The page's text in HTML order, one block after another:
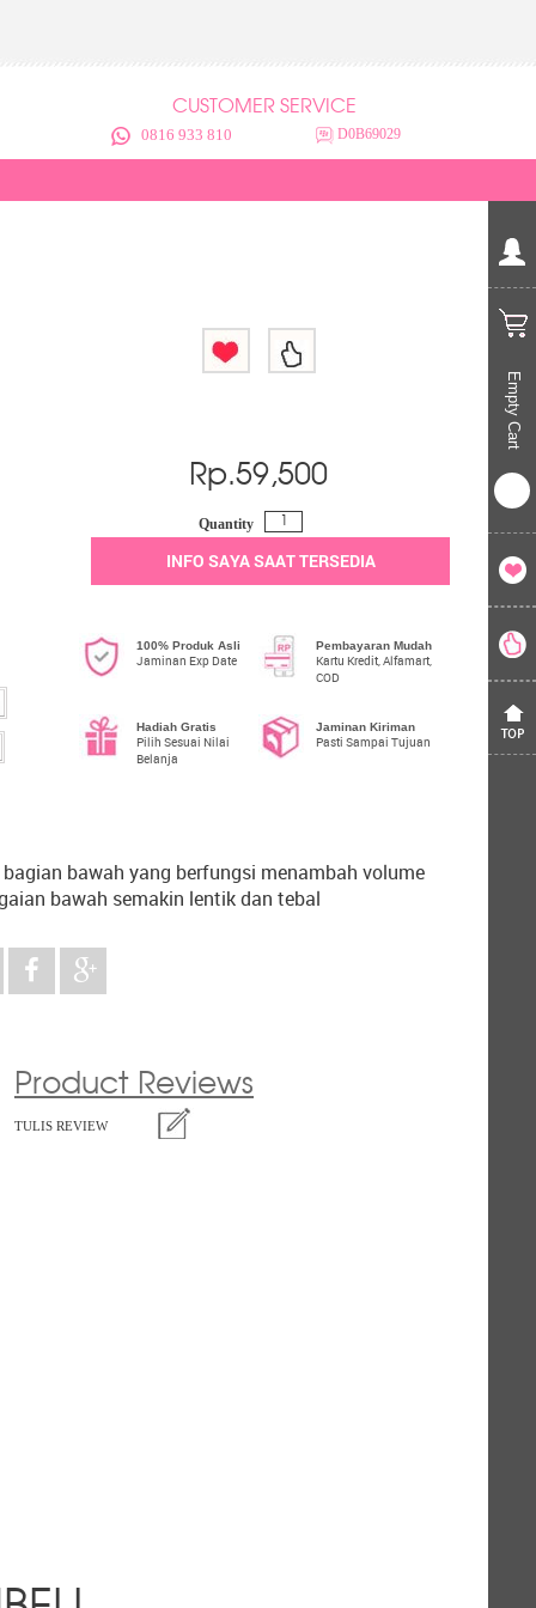
Empty Cart
CUSTOMER SERVICE
0816 933 810 D0B69029
Rp.59,500
Quantity
INFO SAYA SAAT TERSEDIA
100% Produk Asli
Jaminan Exp Date
Pembayaran Mudah
Kartu Kredit, Alfamart,
COD
Hadiah Gratis
Pilih Sesuai Nilai
Belanja
Jaminan Kiriman
Pasti Sampai Tujuan
bawah yang berfungsi menambah volume
bawah semakin lentik dan tebal
Product Reviews
TULIS REVIEW